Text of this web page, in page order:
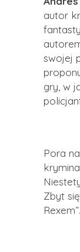
autor
swojej
gry, w
Pora
Zbyt
Rexem”.